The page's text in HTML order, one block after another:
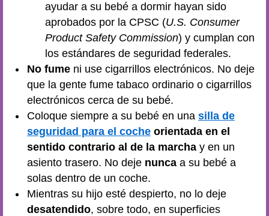
ayudar a su bebé a dormir hayan sido
aprobados por la CPSC (U.S. Consumer
Product Safety Commission) y cumplan con
los estándares de seguridad federales.
No fume ni use cigarrillos electrónicos. No deje
que la gente fume tabaco ordinario o cigarrillos
electrónicos cerca de su bebé.
Coloque siempre a su bebé en una silla de
seguridad para el coche orientada en el
sentido contrario al de la marcha y en un
asiento trasero. No deje nunca a su bebé a
solas dentro de un coche.
Mientras su hijo esté despierto, no lo deje
desatendido, sobre todo, en superficies